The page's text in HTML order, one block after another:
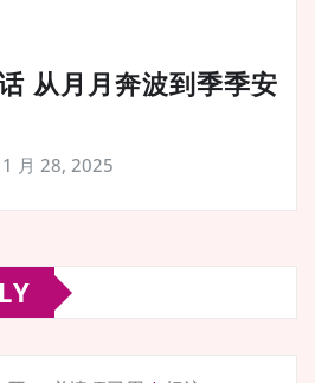
从月月奔波到季季安
月 28, 2025